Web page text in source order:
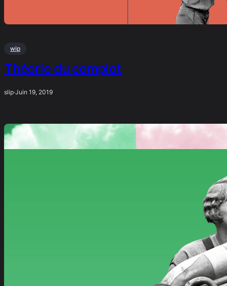
wip
Théorie du complot
slip·Juin 19, 2019